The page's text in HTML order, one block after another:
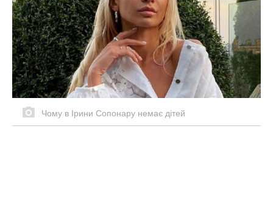
Чому в Ірини Сопонару немає дітей